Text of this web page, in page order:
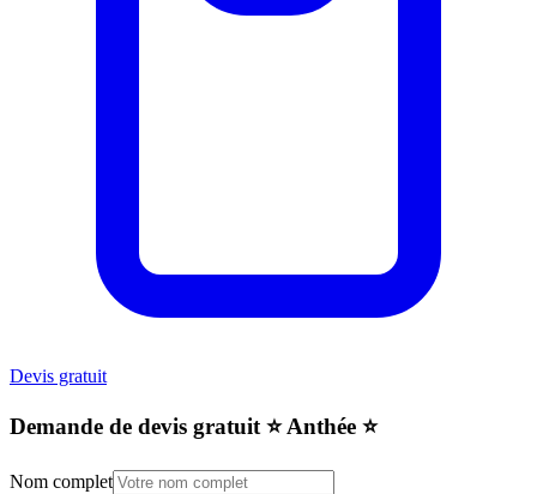
Devis gratuit
Demande de devis gratuit ⭐️ Anthée ⭐️
Nom complet